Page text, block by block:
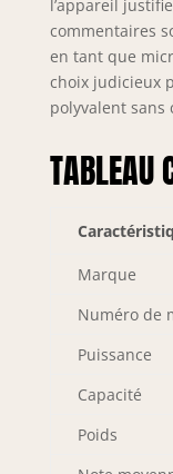
l’appareil
commentaires
en tant que
choix judicieux
polyvalent
TABLEAU
Marque
Numéro de
Puissance
Capacité
Poids